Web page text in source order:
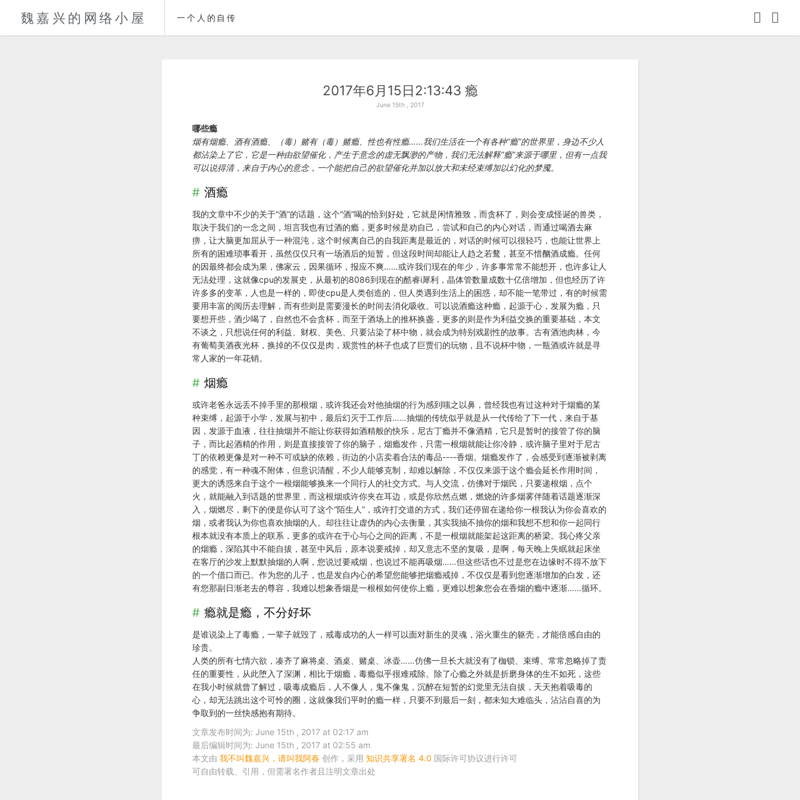
魏嘉兴的网络小屋 一个人的自传
2017年6月15日2:13:43 瘾
June 15th , 2017
哪些瘾
烟有烟瘾、酒有酒瘾、（毒）赌有（毒）赌瘾、性也有性瘾……我们生活在一个有各种“瘾”的世界里，身边不少人
都沾染上了它，它是一种由欲望催化，产生于意念的虚无飘渺的产物，我们无法解释“瘾”来源于哪里，但有一点我
可以说得清，来自于内心的意念，一个能把自己的欲望催化并加以放大和未经束缚加以幻化的梦魇。
酒瘾
我的文章中不少的关于“酒”的话题，这个“酒”喝的恰到好处，它就是闲情雅致，而贪杯了，则会变成怪诞的兽类，
取决于我们的一念之间，坦言我也有过酒的瘾，更多时候是劝自己，尝试和自己的内心对话，而通过喝酒去麻
痹，让大脑更加屈从于一种混沌，这个时候离自己的自我距离是最近的，对话的时候可以很轻巧，也能让世界上
所有的困难琐事看开，虽然仅仅只有一场酒后的短暂，但这段时间却能让人趋之若鹜，甚至不惜酗酒成瘾。任何
的因最终都会成为果，佛家云，因果循环，报应不爽……或许我们现在的年少，许多事常常不能想开，也许多让人
无法处理，这就像cpu的发展史，从最初的8086到现在的酷睿i犀利，晶体管数量成数十亿倍增加，但也经历了许
许多多的变革，人也是一样的，即使cpu是人类创造的，但人类遇到生活上的困惑，却不能一笔带过，有的时候需
要用丰富的阅历去理解，而有些则是需要漫长的时间去消化吸收。可以说酒瘾这种瘾，起源于心，发展为瘾，只
要想开些，酒少喝了，自然也不会贪杯，而至于酒场上的推杯换盏，更多的则是作为利益交换的重要基础，本文
不谈之，只想说任何的利益、财权、美色、只要沾染了杯中物，就会成为特别戏剧性的故事。古有酒池肉林，今
有葡萄美酒夜光杯，换掉的不仅仅是肉，观赏性的杯子也成了巨贾们的玩物，且不说杯中物，一瓶酒或许就是寻
常人家的一年花销。
烟瘾
或许老爸永远丢不掉手里的那根烟，或许我还会对他抽烟的行为感到嗤之以鼻，曾经我也有过这种对于烟瘾的某
种束缚，起源于小学，发展与初中，最后幻灭于工作后……抽烟的传统似乎就是从一代传给了下一代，来自于基
因，发源于血液，往往抽烟并不能让你获得如酒精般的快乐，尼古丁瘾并不像酒精，它只是暂时的接管了你的脑
子，而比起酒精的作用，则是直接接管了你的脑子，烟瘾发作，只需一根烟就能让你冷静，或许脑子里对于尼古
丁的依赖更像是对一种不可或缺的依赖，街边的小店卖着合法的毒品----香烟。烟瘾发作了，会感受到逐渐被剥离
的感觉，有一种魂不附体，但意识清醒，不少人能够克制，却难以解除，不仅仅来源于这个瘾会延长作用时间，
更大的诱惑来自于这个一根烟能够换来一个同行人的社交方式。与人交流，仿佛对于烟民，只要递根烟，点个
火，就能融入到话题的世界里，而这根烟或许你夹在耳边，或是你欣然点燃，燃烧的许多烟雾伴随着话题逐渐深
入，烟燃尽，剩下的便是你认可了这个“陌生人”，或许打交道的方式，我们还停留在递给你一根我认为你会喜欢的
烟，或者我认为你也喜欢抽烟的人。却往往让虚伪的内心去衡量，其实我抽不抽你的烟和我想不想和你一起同行
根本就没有本质上的联系，更多的或许在于心与心之间的距离，不是一根烟就能架起这距离的桥梁。我心疼父亲
的烟瘾，深陷其中不能自拔，甚至中风后，原本说要戒掉，却又意志不坚的复吸，是啊，每天晚上失眠就起床坐
在客厅的沙发上默默抽烟的人啊，您说过要戒烟，也说过不能再吸烟……但这些话也不过是您在边缘时不得不放下
的一个借口而已。作为您的儿子，也是发自内心的希望您能够把烟瘾戒掉，不仅仅是看到您逐渐增加的白发，还
有您那副日渐老去的尊容，我难以想象香烟是一根根如何使你上瘾，更难以想象您会在香烟的瘾中逐渐……循环。
瘾就是瘾，不分好坏
是谁说染上了毒瘾，一辈子就毁了，戒毒成功的人一样可以面对新生的灵魂，浴火重生的躯壳，才能倍感自由的
珍贵。
人类的所有七情六欲，凑齐了麻将桌、酒桌、赌桌、冰壶……仿佛一旦长大就没有了枷锁、束缚、常常忽略掉了责
任的重要性，从此堕入了深渊，相比于烟瘾，毒瘾似乎很难戒除。除了心瘾之外就是折磨身体的生不如死，这些
在我小时候就曾了解过，吸毒成瘾后，人不像人，鬼不像鬼，沉醉在短暂的幻觉里无法自拔，天天抱着吸毒的
心，却无法跳出这个可怜的圈，这就像我们平时的瘾一样，只要不到最后一刻，都未知大难临头，沾沾自喜的为
争取到的一丝快感抱有期待。
文章发布时间为: June 15th , 2017 at 02:17 am
最后编辑时间为: June 15th , 2017 at 02:55 am
本文由 我不叫魏嘉兴，请叫我阿春 创作，采用 知识共享署名 4.0 国际许可协议进行许可
可自由转载、引用，但需署名作者且注明文章出处